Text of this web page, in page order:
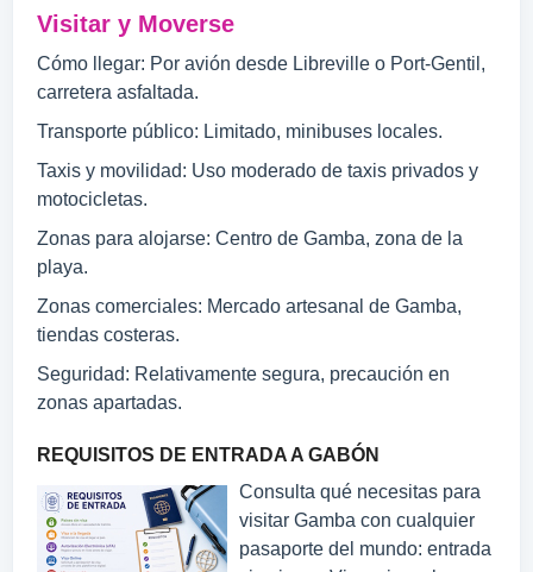
Visitar y Moverse
Cómo llegar: Por avión desde Libreville o Port-Gentil,
carretera asfaltada.
Transporte público: Limitado, minibuses locales.
Taxis y movilidad: Uso moderado de taxis privados y
motocicletas.
Zonas para alojarse: Centro de Gamba, zona de la
playa.
Zonas comerciales: Mercado artesanal de Gamba,
tiendas costeras.
Seguridad: Relativamente segura, precaución en
zonas apartadas.
REQUISITOS DE ENTRADA A GABÓN
Consulta qué necesitas para
visitar Gamba con cualquier
pasaporte del mundo: entrada